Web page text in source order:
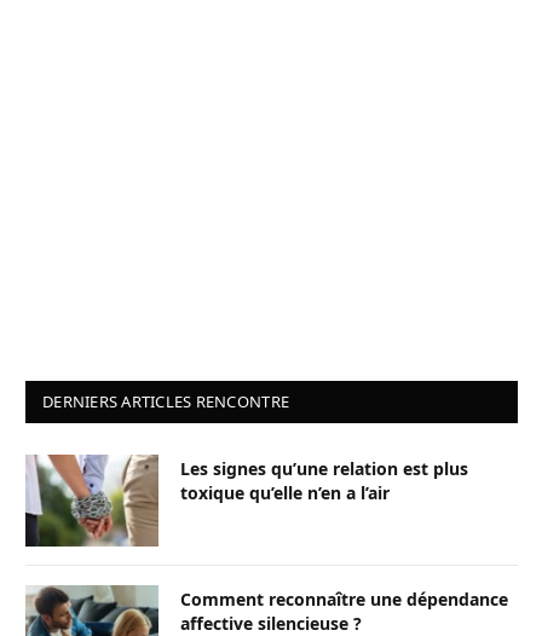
DERNIERS ARTICLES RENCONTRE
Les signes qu’une relation est plus
toxique qu’elle n’en a l’air
Comment reconnaître une dépendance
affective silencieuse ?